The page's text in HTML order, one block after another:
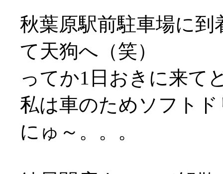
秋葉原駅前駐車場に
て天狗へ（笑）
ってか1日おきに来て
私は車のためソフト
にゅ～。。。